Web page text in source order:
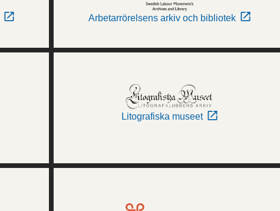
Arbetarrörelsens arkiv och bibliotek
Litografiska museet